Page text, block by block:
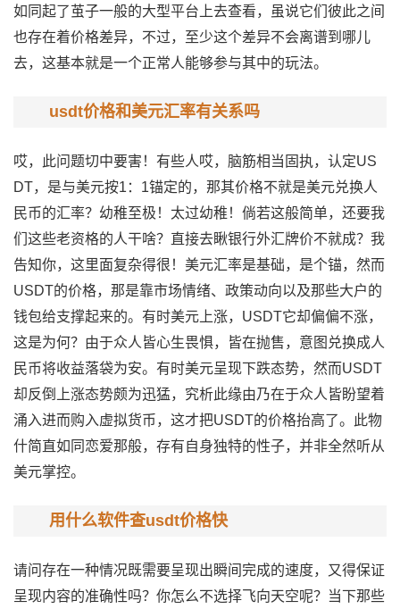
如同起了茧子一般的大型平台上去查看，虽说它们彼此之间
也存在着价格差异，不过，至少这个差异不会离谱到哪儿
去，这基本就是一个正常人能够参与其中的玩法。
usdt价格和美元汇率有关系吗
哎，此问题切中要害！有些人哎，脑筋相当固执，认定US
DT，是与美元按1：1锚定的，那其价格不就是美元兑换人
民币的汇率？幼稚至极！太过幼稚！倘若这般简单，还要我
们这些老资格的人干啥？直接去瞅银行外汇牌价不就成？我
告知你，这里面复杂得很！美元汇率是基础，是个锚，然而
USDT的价格，那是靠市场情绪、政策动向以及那些大户的
钱包给支撑起来的。有时美元上涨，USDT它却偏偏不涨，
这是为何？由于众人皆心生畏惧，皆在抛售，意图兑换成人
民币将收益落袋为安。有时美元呈现下跌态势，然而USDT
却反倒上涨态势颇为迅猛，究析此缘由乃在于众人皆盼望着
涌入进而购入虚拟货币，这才把USDT的价格抬高了。此物
什简直如同恋爱那般，存有自身独特的性子，并非全然听从
美元掌控。
用什么软件查usdt价格快
请问存在一种情况既需要呈现出瞬间完成的速度，又得保证
呈现内容的准确性吗？你怎么不选择飞向天空呢？当下那些